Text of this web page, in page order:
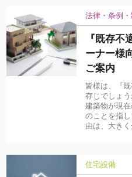
法律・条例
『既存不
ーナー様
ご案内
皆様は、『
存じでしょ
建築物が現
のことを指
由は、大き
住宅設備